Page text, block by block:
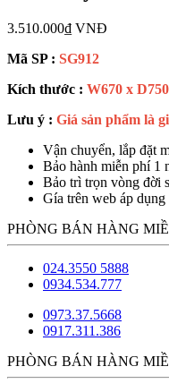
3.510.000₫ VNĐ
Mã SP : SG912
Kích thước : W670 x
Lưu ý : Giá sản phẩm là
Vận chuyển, lắp đặt
Bảo hành miễn phí 1
Bảo trì trọn vòng đời
Gía trên web áp
PHÒNG BÁN HÀNG
024.3550 5888
0934.534.777
0973.37.5668
0917.311.386
PHÒNG BÁN HÀNG